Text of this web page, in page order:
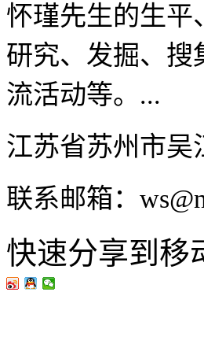
怀瑾先生的生平
研究、发掘、搜
流活动等。...
江苏省苏州市吴
联系邮箱：
快速分享到移